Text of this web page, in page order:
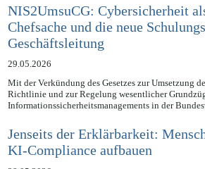
NIS2UmsuCG: Cybersicherheit
Chefsache und die neue
Geschäftsleitung
29.05.2026
Mit der Verkündung des Gesetzes zur Umsetzung
Richtlinie und zur Regelung wesentlicher
Jenseits der Erklärbarkeit: